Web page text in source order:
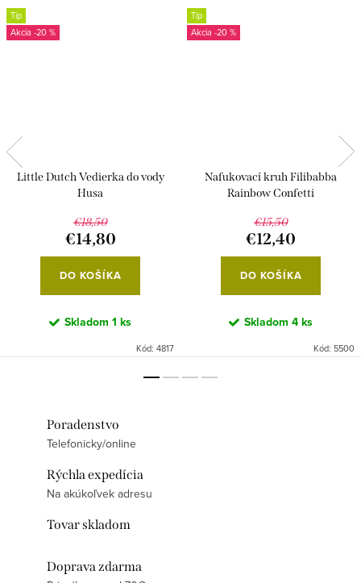
Tip
-20 %
Little Dutch Vedierka do vody
Husa
€18,50
€14,80
DO KOŠÍKA
Skladom 1 ks
Kód: 4817
Tip
-20 %
Nafukovací kruh Filibabba
Rainbow Confetti
€15,50
€12,40
DO KOŠÍKA
Skladom 4 ks
Kód: 5500
Poradenstvo
Telefonicky/online
Rýchla expedícia
Na akúkoľvek adresu
Tovar skladom
Doprava zdarma